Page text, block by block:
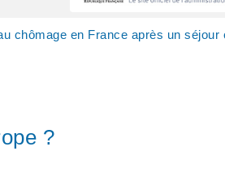
chômage en France après un séjour
?